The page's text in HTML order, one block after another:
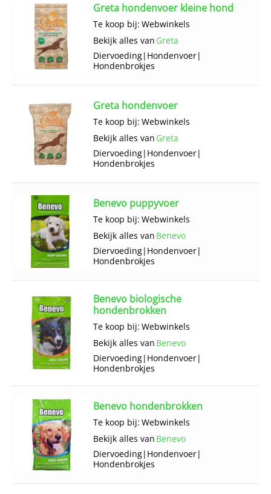
Greta hondenvoer kleine hond
Te koop bij: Webwinkels
Bekijk alles van Greta
Diervoeding| Hondenvoer|
Hondenbrokjes
Greta hondenvoer
Te koop bij: Webwinkels
Bekijk alles van Greta
Diervoeding| Hondenvoer|
Hondenbrokjes
Benevo puppyvoer
Te koop bij: Webwinkels
Bekijk alles van Benevo
Diervoeding| Hondenvoer|
Hondenbrokjes
Benevo biologische
hondenbrokken
Te koop bij: Webwinkels
Bekijk alles van Benevo
Diervoeding| Hondenvoer|
Hondenbrokjes
Benevo hondenbrokken
Te koop bij: Webwinkels
Bekijk alles van Benevo
Diervoeding| Hondenvoer|
Hondenbrokjes